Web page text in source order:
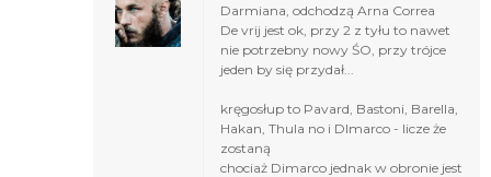
Darmiana, odchodzą Arna Correa
De vrij jest ok, przy 2 z tyłu to nawet
nie potrzebny nowy ŚO, przy trójce
jeden by się przydał...
kręgosłup to Pavard, Bastoni, Barella,
Hakan, Thula no i DImarco - licze że
zostaną
chociaż Dimarco jednak w obronie jest